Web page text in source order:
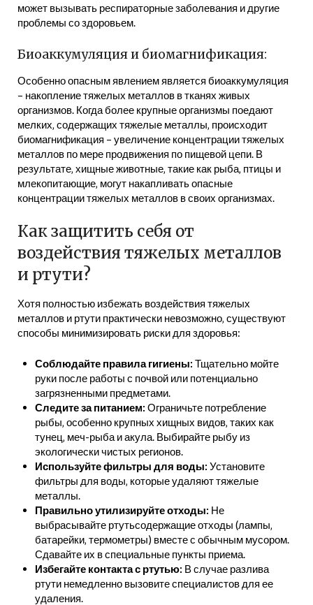
может вызывать респираторные заболевания и другие
проблемы со здоровьем.
Биоаккумуляция и биомагнификация:
Особенно опасным явлением является биоаккумуляция
– накопление тяжелых металлов в тканях живых
организмов. Когда более крупные организмы поедают
мелких‚ содержащих тяжелые металлы‚ происходит
биомагнификация – увеличение концентрации тяжелых
металлов по мере продвижения по пищевой цепи. В
результате‚ хищные животные‚ такие как рыба‚ птицы и
млекопитающие‚ могут накапливать опасные
концентрации тяжелых металлов в своих организмах.
Как защитить себя от
воздействия тяжелых металлов
и ртути?
Хотя полностью избежать воздействия тяжелых
металлов и ртути практически невозможно‚ существуют
способы минимизировать риски для здоровья:
Соблюдайте правила гигиены: Тщательно мойте
руки после работы с почвой или потенциально
загрязненными предметами.
Следите за питанием: Ограничьте потребление
рыбы‚ особенно крупных хищных видов‚ таких как
тунец‚ меч-рыба и акула. Выбирайте рыбу из
экологически чистых регионов.
Используйте фильтры для воды: Установите
фильтры для воды‚ которые удаляют тяжелые
металлы.
Правильно утилизируйте отходы: Не
выбрасывайте ртутьсодержащие отходы (лампы‚
батарейки‚ термометры) вместе с обычным мусором.
Сдавайте их в специальные пункты приема.
Избегайте контакта с ртутью: В случае разлива
ртути немедленно вызовите специалистов для ее
удаления.